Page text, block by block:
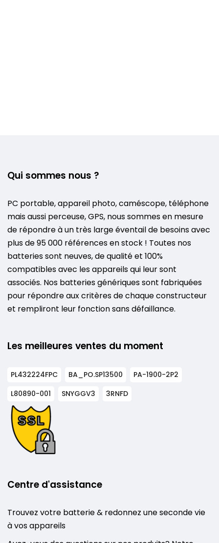
Qui sommes nous ?
PC portable, appareil photo, caméscope, téléphone
mais aussi perceuse, GPS, nous sommes en mesure
de répondre à un très large éventail de besoins avec
plus de 95 000 références en stock ! Toutes nos
batteries sont neuves, de qualité et 100%
compatibles avec les appareils qui leur sont
associés. Nos batteries génériques sont fabriquées
pour répondre aux critères de chaque constructeur
et rempliront leur fonction sans défaillance.
Les meilleures ventes du moment
PL432224FPC BA_PO.SP13500
PA-1900-2P2
L80890-001
SNYGGV3 3RNFD
Centre d'assistance
Trouvez votre batterie & redonnez une seconde vie
à vos appareils